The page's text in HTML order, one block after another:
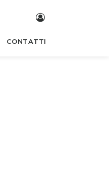
CONTATTI